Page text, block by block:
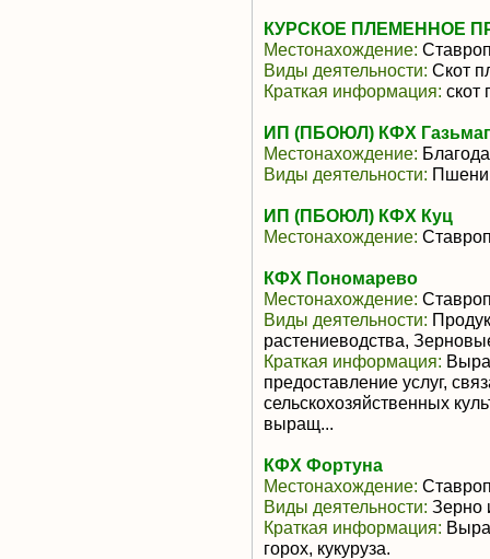
КУРСКОЕ ПЛЕМЕННОЕ
Местонахождение:
Виды деятельности: Скот
Краткая информация: скот
ИП (ПБОЮЛ) КФХ
Местонахождение:
Виды деятельности:
ИП (ПБОЮЛ) КФХ Куц
Местонахождение:
КФХ Пономарево
Местонахождение:
Виды деятельности:
растениеводства,
Краткая информация:
предоставление услуг,
сельскохозяйственных
выращ...
КФХ Фортуна
Местонахождение:
Виды деятельности: Зерно
Краткая информация:
горох, кукуруза.